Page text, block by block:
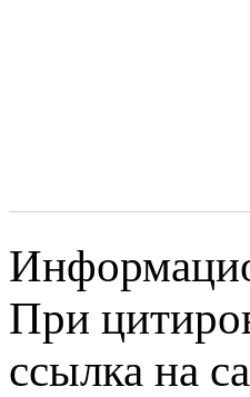
При
ссылка на